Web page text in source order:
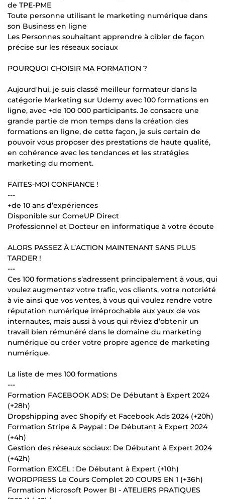
de TPE-PME
Toute personne utilisant le marketing numérique dans
son Business en ligne
Les Personnes souhaitant apprendre à cibler de façon
précise sur les réseaux sociaux
POURQUOI CHOISIR MA FORMATION ?
Aujourd'hui, je suis classé meilleur formateur dans la
catégorie Marketing sur Udemy avec 100 formations en
ligne, avec +de 100 000 participants. Je consacre une
grande partie de mon temps dans la création des
formations en ligne, de cette façon, je suis certain de
pouvoir vous proposer des prestations de haute qualité,
en cohérence avec les tendances et les stratégies
marketing du moment.
FAITES-MOI CONFIANCE !
---
+de 10 ans d’expériences
Disponible sur ComeUP Direct
Professionnel et Docteur en informatique à votre écoute
ALORS PASSEZ À L’ACTION MAINTENANT SANS PLUS
TARDER !
---
Ces 100 formations s’adressent principalement à vous, qui
voulez augmentez votre trafic, vos clients, votre notoriété
à vie ainsi que vos ventes, à vous qui voulez rendre votre
réputation numérique irréprochable aux yeux de vos
internautes, mais aussi à vous qui rêviez d’obtenir un
travail bien rémunéré dans le domaine du marketing
numérique ou créer votre propre agence de marketing
numérique.
La liste de mes 100 formations
---
Formation FACEBOOK ADS: De Débutant à Expert 2024
(+28h)
Dropshipping avec Shopify et Facebook Ads 2024 (+20h)
Formation Stripe & Paypal : De Débutant à Expert 2024
(+4h)
Gestion des réseaux sociaux: De Débutant à Expert 2024
(+42h)
Formation EXCEL : De Débutant à Expert (+10h)
WORDPRESS Le Cours Complet 20 COURS EN 1 (+36h)
Formation Microsoft Power BI - ATELIERS PRATIQUES